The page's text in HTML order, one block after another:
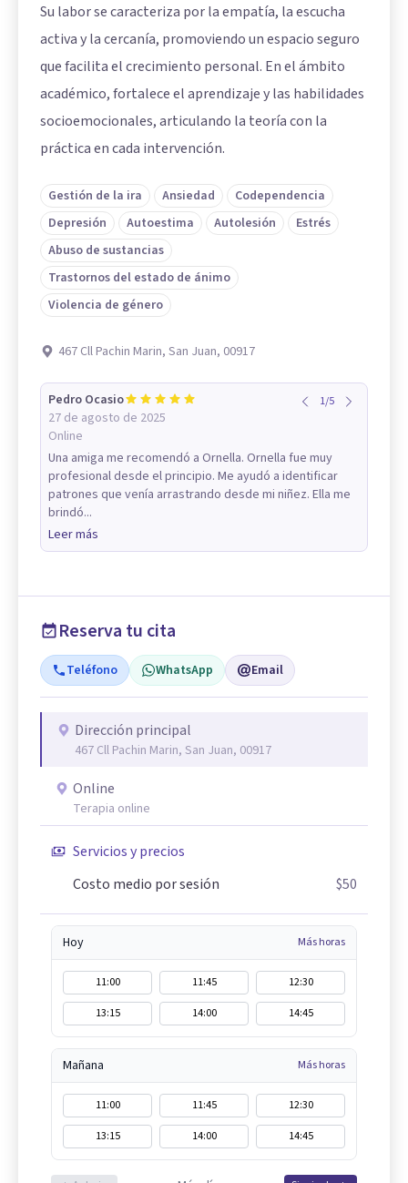
Su labor se caracteriza por la empatía, la escucha
activa y la cercanía, promoviendo un espacio seguro
que facilita el crecimiento personal. En el ámbito
académico, fortalece el aprendizaje y las habilidades
socioemocionales, articulando la teoría con la
práctica en cada intervención.
Gestión de la ira Ansiedad
Codependencia
Depresión
Autoestima Autolesión
Estrés
Abuso de sustancias
Trastornos del estado de ánimo
Violencia de género
467 Cll Pachin Marin, San Juan, 00917
Pedro Ocasio
27 de agosto de 2025
Online
1/5
Una amiga me recomendó a Ornella. Ornella fue muy
profesional desde el principio. Me ayudó a identificar
patrones que venía arrastrando desde mi niñez. Ella me
brindó...
Leer más
Reserva tu cita
Teléfono WhatsApp Email
Dirección principal
467 Cll Pachin Marin, San Juan, 00917
Online
Terapia online
Servicios y precios
Costo medio por sesión
$50
Hoy Más horas
11:00 11:45
12:30
13:15
14:00 14:45
Mañana Más horas
11:00 11:45
12:30
13:15
14:00 14:45